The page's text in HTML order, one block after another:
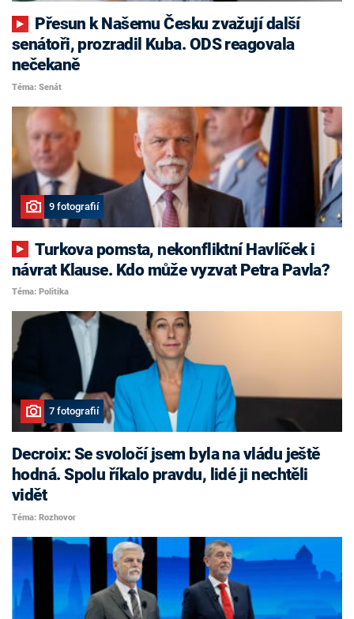
senátoři, prozradil Kuba. ODS reagovala
nečekaně
Téma: Senát
9 fotografií
Turkova pomsta, nekonfliktní Havlíček i
návrat Klause. Kdo může vyzvat Petra Pavla?
Téma: Politika
7 fotografií
Decroix: Se svoločí jsem byla na vládu ještě
hodná. Spolu říkalo pravdu, lidé ji nechtěli
vidět
Téma: Rozhovor